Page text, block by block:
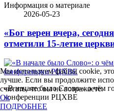
Информация о материале
2026-05-23
«Бог верен вчера,
отметили 15-летие
«В начале было Слово»: о чём
конференции РЦХВЕ
Мы используем файлы cookie, это
лучше. Если вы продолжите
считать, что вы не возражаете.
Ok
ПОДРОБНЕЕ